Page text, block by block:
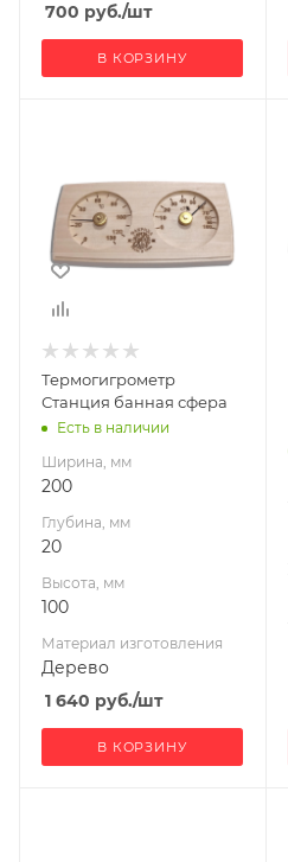
700 руб./шт
В КОРЗИНУ
Глубина, мм
20
Высота, мм
100
Материал
Дерево
Термогигрометр
Станция банная сфера
Есть в наличии
Ширина, мм
200
Глубина, мм
20
Высота, мм
100
Материал изготовления
Дерево
1 640 руб./шт
В КОРЗИНУ